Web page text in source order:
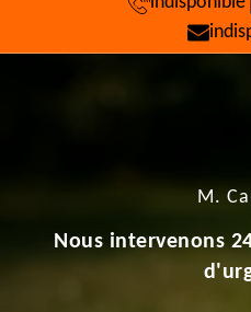
M.
Nous intervenons